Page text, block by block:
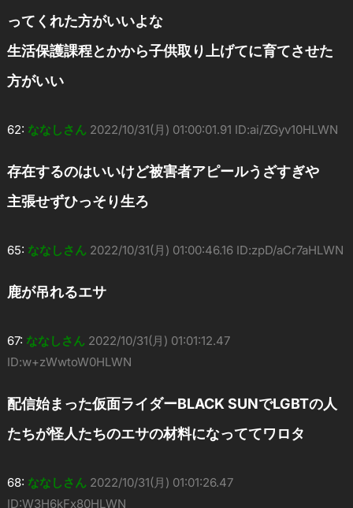
ってくれた方がいいよな
生活保護課程とかから子供取り上げてに育てさせた
方がいい
62: ななしさん 2022/10/31(月) 01:00:01.91 ID:ai/ZGyv10HLWN
存在するのはいいけど被害者アピールうざすぎや
主張せずひっそり生ろ
65: ななしさん 2022/10/31(月) 01:00:46.16 ID:zpD/aCr7aHLWN
鹿が吊れるエサ
67: ななしさん 2022/10/31(月) 01:01:12.47
ID:w+zWwtoW0HLWN
配信始まった仮面ライダーBLACK SUNでLGBTの人
たちが怪人たちのエサの材料になっててワロタ
68: ななしさん 2022/10/31(月) 01:01:26.47
ID:W3H6kFx80HLWN